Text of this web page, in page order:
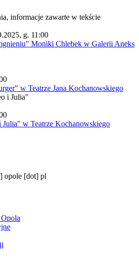
g. 11:00
Moniki Chlebek w Galerii Aneks
w Teatrze Jana Kochanowskiego
Julia" w Teatrze Kochanowskiego
opole [dot] pl